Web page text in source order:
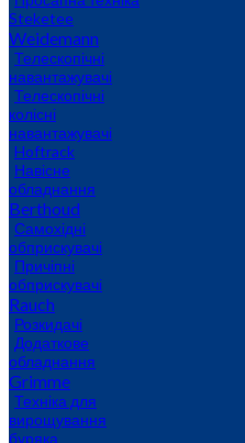
Steketee
Weidemann
Телескопічні
навантажувачі
Телескопічні
колісні
навантажувачі
Hoftrack
Навісне
обладнання
Berthoud
Самохідні
обприскувачі
Причіпні
обприскувачі
Rauch
Розкидачі
Додаткове
обладнання
Grimme
Техніка для
вирощування
буряка